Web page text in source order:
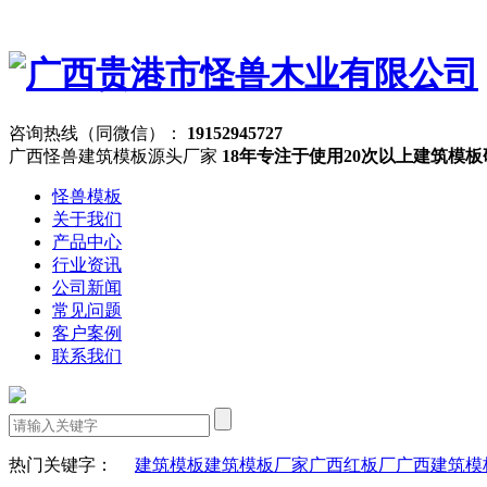
咨询热线（同微信）：
19152945727
广西怪兽建筑模板源头厂家 18年专注于使用20次以上建筑模
怪兽模板
关于我们
产品中心
行业资讯
公司新闻
常见问题
客户案例
联系我们
热门关键字： 建筑模板建筑模板厂家广西红板厂广西建筑模